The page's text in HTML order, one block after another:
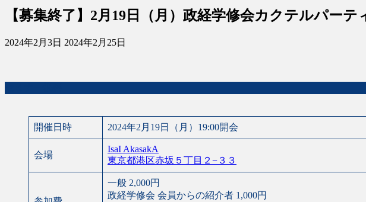
【募集終了】2月19日（月）政経学修会カクテルパーテ
2024年2月3日 最
:
2024年2月25日
開催日時 2024年2月19日（月）19:00開会
会場
IsaI AkasakA
東京都港区赤坂５丁目２−３３
一般 2,000円
政経学修会 会員からの紹介者 1,000円